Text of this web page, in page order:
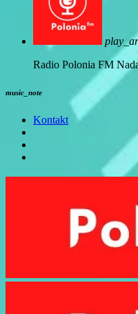
Radio Polonia FM
music_note
Kontakt